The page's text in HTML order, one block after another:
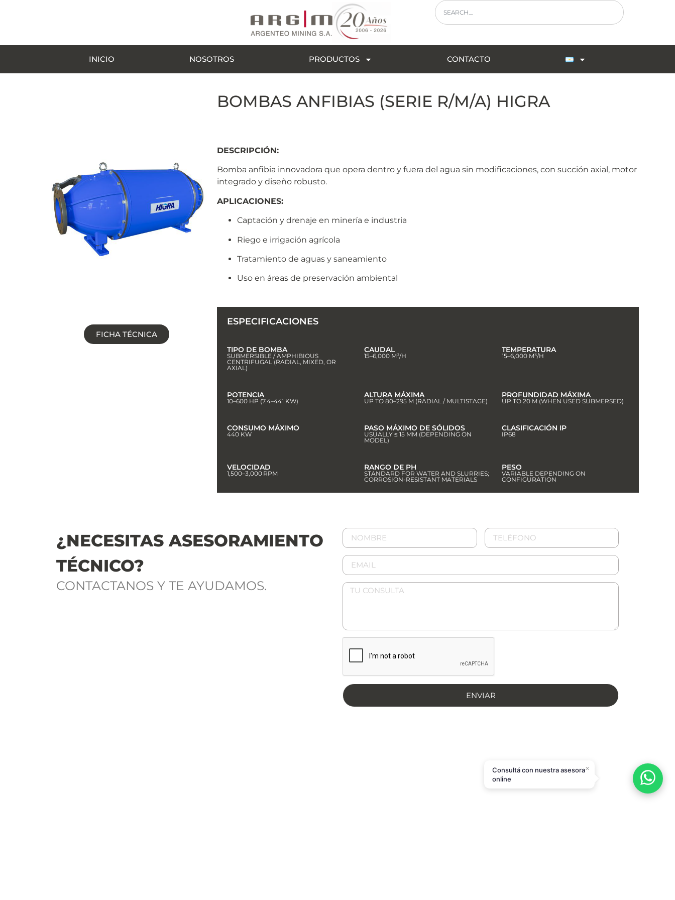
INICIO NOSOTROS PRODUCTOS CONTACTO
FICHA TÉCNICA
BOMBAS ANFIBIAS (SERIE R/M/A) HIGRA
DESCRIPCIÓN:
Bomba anfibia innovadora que opera dentro y fuera del agua sin modificaciones, con succión axial, motor
integrado y diseño robusto.
APLICACIONES:
Captación y drenaje en minería e industria
Riego e irrigación agrícola
Tratamiento de aguas y saneamiento
Uso en áreas de preservación ambiental
ESPECIFICACIONES
TIPO DE BOMBA
SUBMERSIBLE / AMPHIBIOUS
CENTRIFUGAL (RADIAL, MIXED, OR
AXIAL)
CAUDAL
15–6,000 M³/H
TEMPERATURA
15–6,000 M³/H
POTENCIA
10–600 HP (7.4–441 KW)
ALTURA MÁXIMA
UP TO 80–295 M (RADIAL / MULTISTAGE)
PROFUNDIDAD MÁXIMA
UP TO 20 M (WHEN USED SUBMERSED)
CONSUMO MÁXIMO
440 KW
PASO MÁXIMO DE SÓLIDOS
USUALLY ≤ 15 MM (DEPENDING ON
MODEL)
CLASIFICACIÓN IP
IP68
VELOCIDAD
1,500–3,000 RPM
RANGO DE PH
STANDARD FOR WATER AND SLURRIES;
CORROSION-RESISTANT MATERIALS
PESO
VARIABLE DEPENDING ON
CONFIGURATION
¿NECESITAS ASESORAMIENTO
TÉCNICO?
CONTACTANOS Y TE AYUDAMOS.
ENVIAR
Consultá con nuestra asesora
online
×